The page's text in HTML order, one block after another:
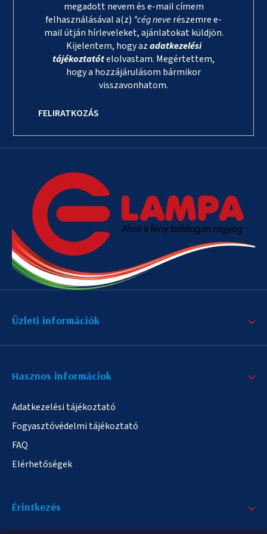
megadott nevem és e-mail címem
felhasználásával a(z) *cég neverészemre e-
mail útján hírleveleket, ajánlatokat küldjön.
Kijelentem, hogy azadatkezelési
tájékoztatótelolvastam. Megértettem,
hogy a hozzájárulásom bármikor
visszavonhatom.
FELIRATKOZÁS
Üzleti információk
Hasznos informáciok
Adatkezelési tájékoztató
Fogyasztóvédelmi tájékoztató
FAQ
Elérhetőségek
Érintkezés